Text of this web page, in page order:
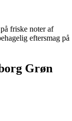
friske noter af
eftersmag på
Grøn